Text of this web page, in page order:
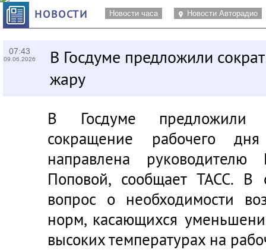
НОВОСТИ Новости часа Новости Авторадио
07:43
09.06.2026
В Госдуме предложили
жару
В Госдуме предложили
сокращение рабочего
направлена руководителю
Поповой, сообщает ТАСС. В
вопрос о необходимости
норм, касающихся
высоких температурах на